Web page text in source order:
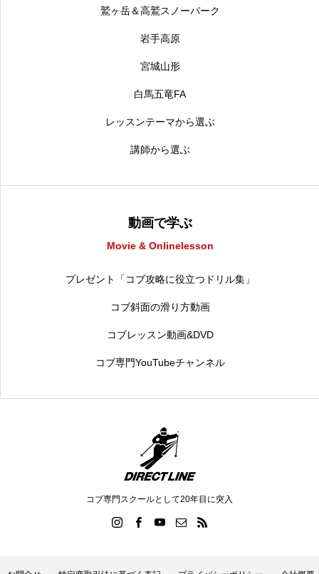
鷲ヶ岳＆高鷲スノーパーク
岩手高原
宮城山形
白馬五竜FA
レッスンテーマから選ぶ
講師から選ぶ
動画で学ぶ
Movie & Onlinelesson
プレゼント「コブ攻略に役立つドリル集」
コブ斜面の滑り方動画
コブレッスン動画&DVD
コブ専門YouTubeチャンネル
コブ専門スクールとして20年目に突入